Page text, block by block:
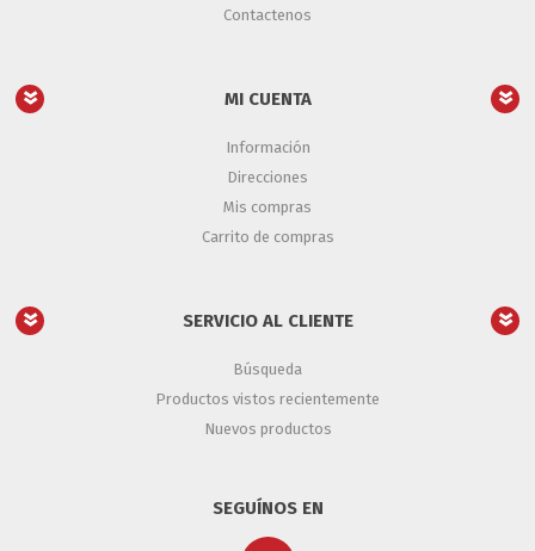
Contactenos
MI CUENTA
Información
Direcciones
Mis compras
Carrito de compras
SERVICIO AL CLIENTE
Búsqueda
Productos vistos recientemente
Nuevos productos
SEGUÍNOS EN